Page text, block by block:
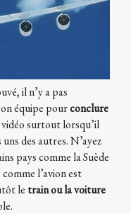
il n’y a pas
équipe pourconclure
vidéo surtout lorsqu’il
des autres. N’ayez
pays comme la Suède
l’avion est
le train ou la voiture